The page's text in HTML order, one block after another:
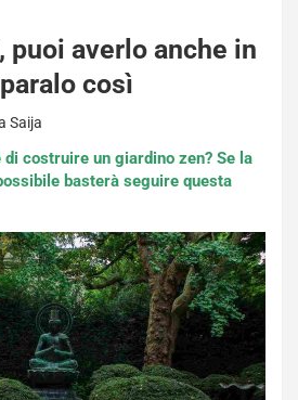
puoi averlo anche in
così
Saija
di costruire un giardino zen? Se la
basterà seguire questa